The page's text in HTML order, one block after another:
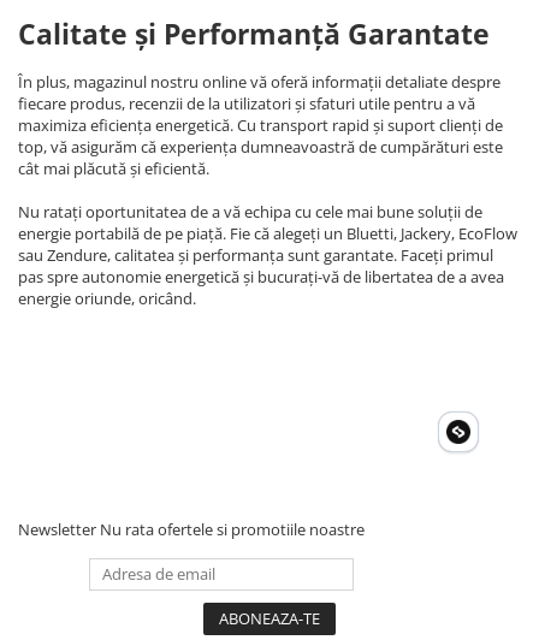
Calitate și Performanță Garantate
În plus, magazinul nostru online vă oferă informații detaliate despre
fiecare produs, recenzii de la utilizatori și sfaturi utile pentru a vă
maximiza eficiența energetică. Cu transport rapid și suport clienți de
top, vă asigurăm că experiența dumneavoastră de cumpărături este
cât mai plăcută și eficientă.
Nu ratați oportunitatea de a vă echipa cu cele mai bune soluții de
energie portabilă de pe piață. Fie că alegeți un Bluetti, Jackery, EcoFlow
sau Zendure, calitatea și performanța sunt garantate. Faceți primul
pas spre autonomie energetică și bucurați-vă de libertatea de a avea
energie oriunde, oricând.
Newsletter Nu rata ofertele si promotiile noastre